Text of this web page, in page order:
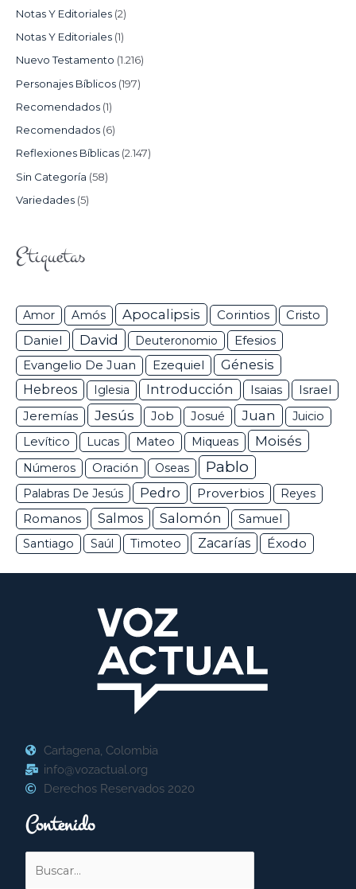
Notas Y Editoriales (2)
Notas Y Editoriales (1)
Nuevo Testamento (1.216)
Personajes Bíblicos (197)
Recomendados (1)
Recomendados (6)
Reflexiones Bíblicas (2.147)
Sin Categoría (58)
Variedades (5)
Etiquetas
Amor Amós Apocalipsis Corintios Cristo
Daniel David Deuteronomio Efesios
Evangelio De Juan Ezequiel
Génesis
Hebreos
Iglesia Introducción Isaias Israel
Jeremías Jesús Job Josué Juan
Juicio
Levítico
Lucas Mateo Miqueas Moisés
Números Oración Oseas Pablo
Palabras De Jesús Pedro Proverbios Reyes
Romanos Salmos Salomón
Samuel
Santiago
Saúl Timoteo Zacarías Éxodo
Cartagena, Colombia
info@vozactual.org
Derechos Reservados 2020
Contenido
por: